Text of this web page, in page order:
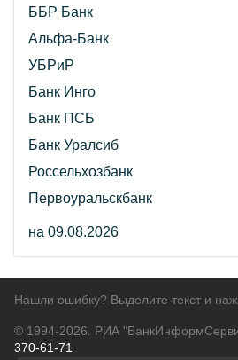
ББР Банк
Альфа-Банк
УБРиР
Банк Инго
Банк ПСБ
Банк Уралсиб
Россельхозбанк
Первоуральскбанк
на 09.08.2026
Нашли ошибку? Выделите текст и
© 1994-2026. РИА
370-61-71